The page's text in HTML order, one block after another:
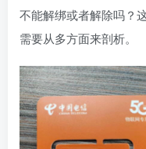
不能解绑或者解除吗？
需要从多方面来剖析。